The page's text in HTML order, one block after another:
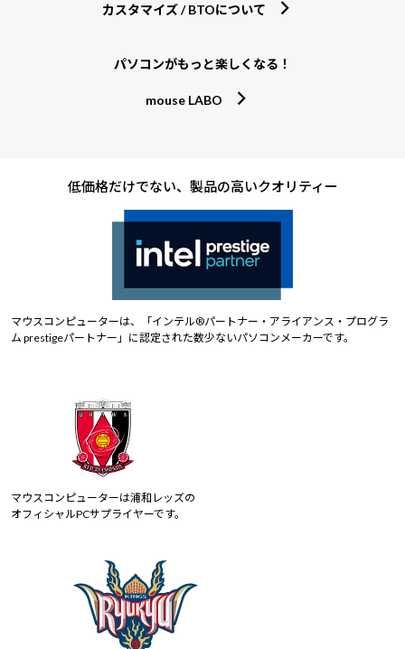
カスタマイズ / BTOについて
パソコンがもっと楽しくなる！
mouse LABO
低価格だけでない、製品の高いクオリティー
マウスコンピューターは、「インテル®パートナー・アライアンス・プログラ
ム prestigeパートナー」に認定された数少ないパソコンメーカーです。
マウスコンピューターは浦和レッズの
オフィシャルPCサプライヤーです。